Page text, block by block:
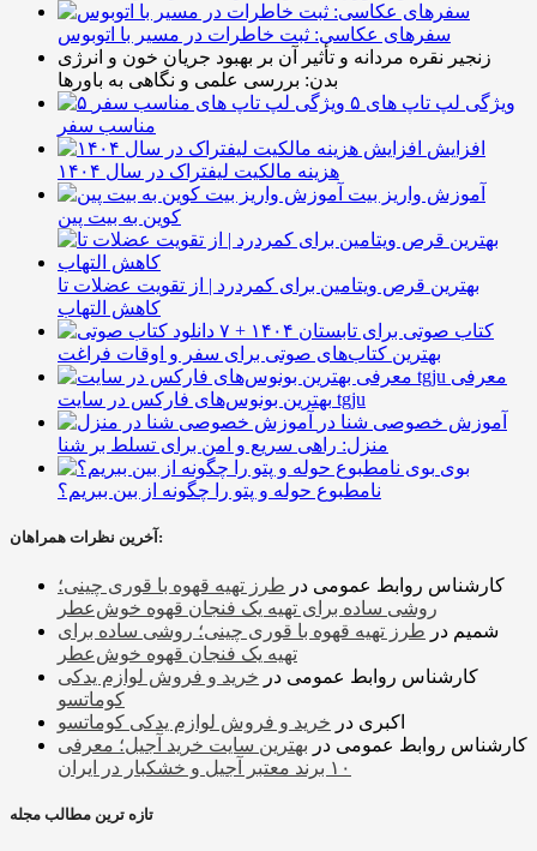
سفرهای عکاسی: ثبت خاطرات در مسیر با اتوبوس
زنجیر نقره مردانه و تأثیر آن بر بهبود جریان خون و انرژی
بدن: بررسی علمی و نگاهی به باورها
۵ ویژگی لپ تاپ های
مناسب سفر
افزایش
هزینه مالکیت لیفتراک در سال ۱۴۰۴
آموزش واریز بیت
کوین به بیت پین
بهترین قرص ویتامین برای کمردرد | از تقویت عضلات تا
کاهش التهاب
۷ کتاب صوتی برای تابستان ۱۴۰۴ +
بهترین کتاب‌های صوتی برای سفر و اوقات فراغت
معرفی
بهترین بونوس‌های فارکس در سایت tgju
آموزش خصوصی شنا در
منزل: راهی سریع و امن برای تسلط بر شنا
بوی
نامطبوع حوله و پتو را چگونه از بین ببریم؟
آخرین نظرات همراهان:
کارشناس روابط عمومی در طرز تهیه قهوه با قوری چینی؛
روشی ساده برای تهیه یک فنجان قهوه خوش‌عطر
شمیم در طرز تهیه قهوه با قوری چینی؛ روشی ساده برای
تهیه یک فنجان قهوه خوش‌عطر
کارشناس روابط عمومی در خرید و فروش لوازم یدکی
کوماتسو
اکبری در خرید و فروش لوازم یدکی کوماتسو
کارشناس روابط عمومی در بهترین سایت خرید آجیل؛ معرفی
۱۰ برند معتبر آجیل و خشکبار در ایران
تازه ترین مطالب مجله